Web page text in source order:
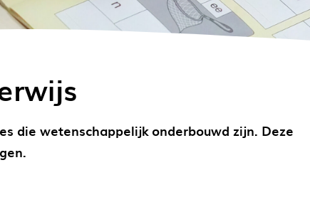
die wetenschappelijk onderbouwd zijn. Deze